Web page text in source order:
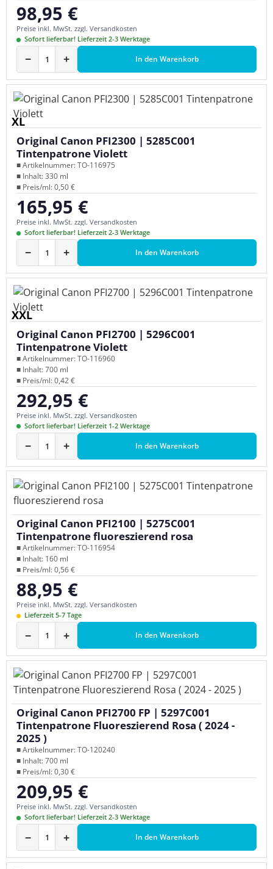
Regulärer Preis:
98,95 €
Preise inkl. MwSt. zzgl. Versandkosten
Sofort lieferbar! Lieferzeit 2-3 Werktage
− + In den Warenkorb
XL
Original Canon PFI2300 | 5285C001
Tintenpatrone Violett
■ Artikelnummer: TO-116975
■ Inhalt: 330 ml
■ Preis/ml: 0,50 €
Regulärer Preis:
165,95 €
Preise inkl. MwSt. zzgl. Versandkosten
Sofort lieferbar! Lieferzeit 2-3 Werktage
− + In den Warenkorb
XXL
Original Canon PFI2700 | 5296C001
Tintenpatrone Violett
■ Artikelnummer: TO-116960
■ Inhalt: 700 ml
■ Preis/ml: 0,42 €
Regulärer Preis:
292,95 €
Preise inkl. MwSt. zzgl. Versandkosten
Sofort lieferbar! Lieferzeit 1-2 Werktage
− + In den Warenkorb
Original Canon PFI2100 | 5275C001
Tintenpatrone fluoreszierend rosa
■ Artikelnummer: TO-116954
■ Inhalt: 160 ml
■ Preis/ml: 0,56 €
Regulärer Preis:
88,95 €
Preise inkl. MwSt. zzgl. Versandkosten
Lieferzeit 5-7 Tage
− + In den Warenkorb
Original Canon PFI2700 FP | 5297C001
Tintenpatrone Fluoreszierend Rosa ( 2024 -
2025 )
■ Artikelnummer: TO-120240
■ Inhalt: 700 ml
■ Preis/ml: 0,30 €
Regulärer Preis:
209,95 €
Preise inkl. MwSt. zzgl. Versandkosten
Sofort lieferbar! Lieferzeit 2-3 Werktage
− + In den Warenkorb